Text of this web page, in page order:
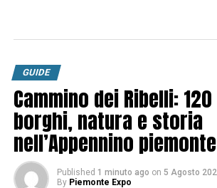
GUIDE
Cammino dei Ribelli:
borghi, natura e storia
nell’Appennino
Published 1 minuto ago on 5 Agosto
By Piemonte Expo